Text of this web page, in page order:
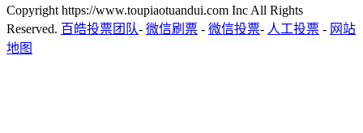
Copyright https://www.toupiaotuandui.com Inc All Rights
Reserved. 百皓投票团队- 微信刷票 - 微信投票- 人工投票 - 网站
地图